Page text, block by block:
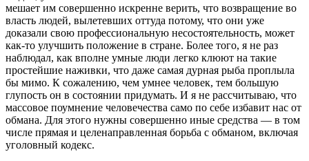
мешает им совершенно искренне верить, что возвращение во
власть людей, вылетевших оттуда потому, что они уже
доказали свою профессиональную несостоятельность, может
как-то улучшить положение в стране. Более того, я не раз
наблюдал, как вполне умные люди легко клюют на такие
простейшие наживки, что даже самая дурная рыба проплыла
бы мимо. К сожалению, чем умнее человек, тем большую
глупость он в состоянии придумать. И я не рассчитываю, что
массовое поумнение человечества само по себе избавит нас от
обмана. Для этого нужны совершенно иные средства — в том
числе прямая и целенаправленная борьба с обманом, включая
уголовный кодекс.